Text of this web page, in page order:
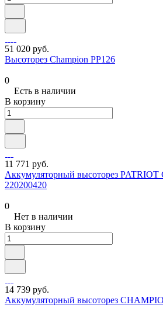
51 020 руб.
Высоторез Champion PP126
0
Есть в наличии
В корзину
11 771 руб.
Аккумуляторный высоторез
220200420
0
Нет в наличии
В корзину
14 739 руб.
Аккумуляторный высоторез